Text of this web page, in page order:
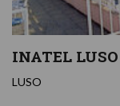
INATEL LUSO
LUSO